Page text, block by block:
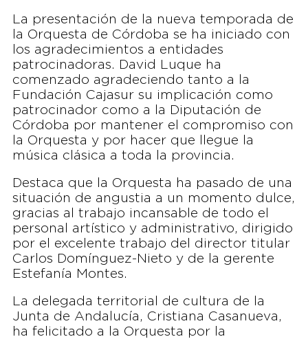
La presentación de la nueva temporada de
la Orquesta de Córdoba se ha iniciado con
los agradecimientos a entidades
patrocinadoras. David Luque ha
comenzado agradeciendo tanto a la
Fundación Cajasur su implicación como
patrocinador como a la Diputación de
Córdoba por mantener el compromiso con
la Orquesta y por hacer que llegue la
música clásica a toda la provincia.
Destaca que la Orquesta ha pasado de una
situación de angustia a un momento dulce,
gracias al trabajo incansable de todo el
personal artístico y administrativo, dirigido
por el excelente trabajo del director titular
Carlos Domínguez-Nieto y de la gerente
Estefanía Montes.
La delegada territorial de cultura de la
Junta de Andalucía, Cristiana Casanueva,
ha felicitado a la Orquesta por la